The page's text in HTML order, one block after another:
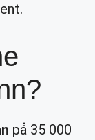
på 35 000